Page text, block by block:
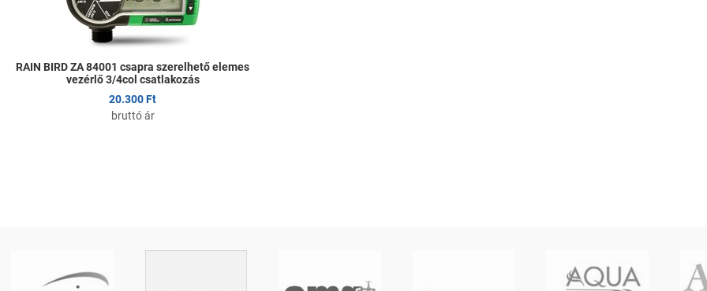
RAIN BIRD ZA 84001 csapra szerelhető elemes
vezérlő 3/4col csatlakozás
20.300 Ft
bruttó ár